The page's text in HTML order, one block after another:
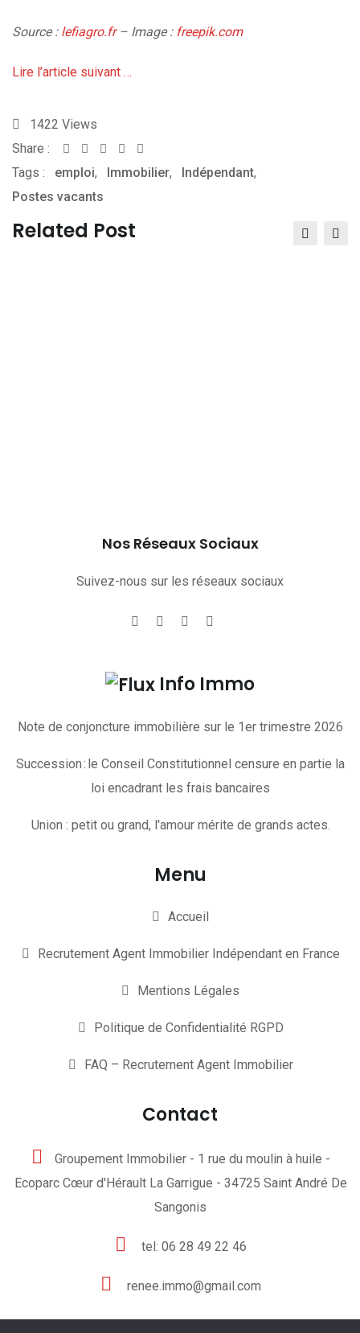
Source : lefiagro.fr– Image : freepik.com
Lire l’article suivant …
1422 Views
Share :
Whatsapp
Share
via
Tags : emploi, Immobilier, Indépendant,
Postes vacants
Related Post
Nos Réseaux Sociaux
Suivez-nous sur les réseaux sociaux
Info Immo
Note de conjoncture immobilière sur le 1er trimestre 2026
Succession : le Conseil Constitutionnel censure en partie la
loi encadrant les frais bancaires
Union : petit ou grand, l'amour mérite de grands actes.
Menu
Accueil
Recrutement Agent Immobilier Indépendant en France
Mentions Légales
Politique de Confidentialité RGPD
FAQ – Recrutement Agent Immobilier
Contact
Groupement Immobilier - 1 rue du moulin à huile -
Ecoparc Cœur d'Hérault La Garrigue - 34725 Saint André De
Sangonis
tel: 06 28 49 22 46
renee.immo@gmail.com